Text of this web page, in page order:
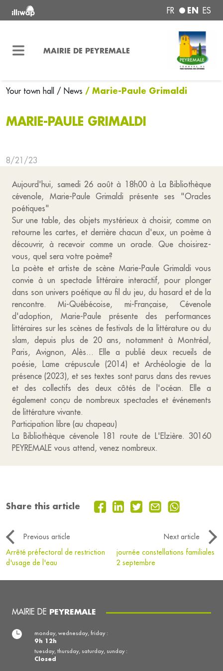
FR EN ES
MAIRIE DE PEYREMALE
Your town hall / News / Marie-Paule Grimaldi
MARIE-PAULE GRIMALDI
8/21/23
Aujourd'hui, samedi 26 août à 18h00 à La Bibliothèque
cévenole, Marie-Paule Grimaldi présente ses "Oracles
poétiques"
Sur une table, des objets mystérieux à choisir, comme on
retourne les cartes, et derrière chacun d'eux, un poème à
découvrir, à recevoir comme un oracle. Que choisirez-
vous, quel sera votre poème?
La poète et artiste de scène Marie-Paule Grimaldi vous
convie à un spectacle littéraire interactif, pour plonger
dans son univers poétique au fil du jeu, du hasard et de la
rencontre. Mi-Québécoise, mi-Française, Cévenole
d'adoption, Marie-Paule présente des performances
littéraires sur les scènes de festivals de la littérature ou du
slam, depuis plus de 20 ans, notamment à Montréal,
Paris, Avignon, Alès... Elle a publié deux recueils de
poésie, Lame crépuscule (2014) et Archéologie de la
présence (2023), et ses textes sont parus dans des revues
et des collectifs des deux côtés de l'océan. Elle a
également conçu de nombreux spectacles et événements
de littérature vivante.
Participation libre (au chapeau)
La Bibliothèque cévenole 181 route de L'Elzière. 30160
PEYREMALE vous attend, venez nombreux.
Share this article
Previous article
Next article
Arrêté préfectoral de restriction
d'usage de l'eau
journée constellations familiales
2 septembre
MAIRIE DE PEYREMALE
monday, wednesday, friday :
9h 12h
tuesday, thursday, saturday, sunday :
Closed